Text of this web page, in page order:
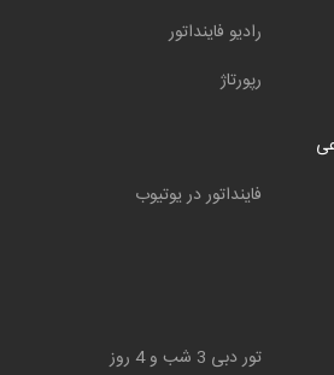
رادیو فاینداتور
رپورتاژ
فاینداتور در یوتیوب
تور دبی 3 شب و 4 روز